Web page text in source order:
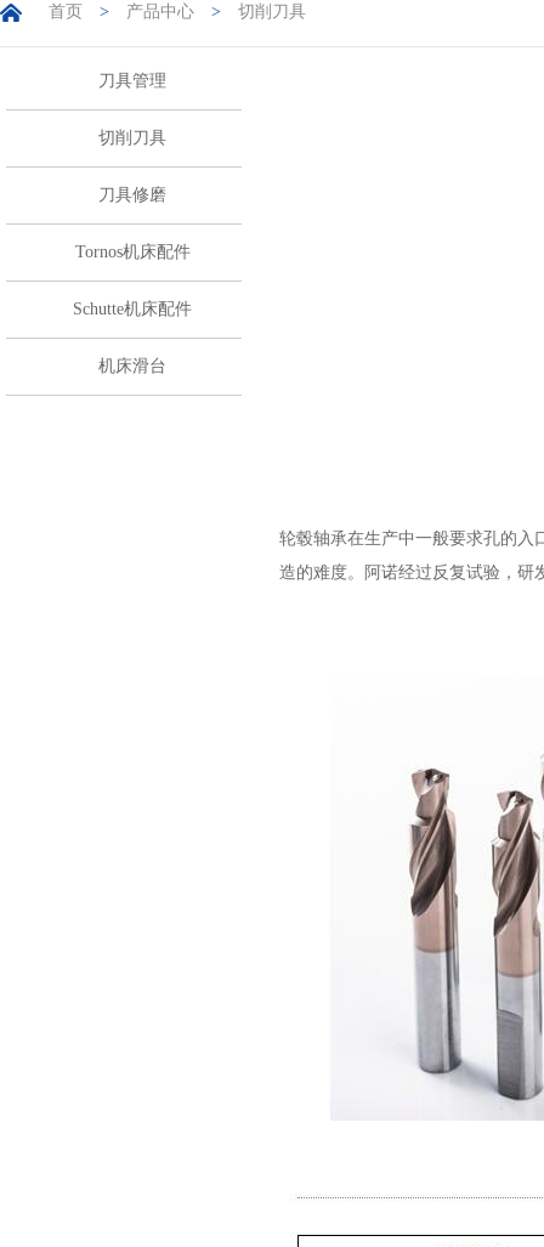
首页 > 产品中心 > 切削刀具
刀具管理
切削刀具
刀具修磨
Tornos机床配件
Schutte机床配件
机床滑台
轮毂轴承在生产中一般要求孔的入
造的难度。阿诺经过反复试验，研